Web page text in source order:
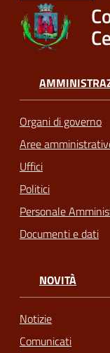
Organi di governo
Aree
Uffici
Politici
Personale
Documenti e dati
NOVITÀ
Notizie
Comunicati